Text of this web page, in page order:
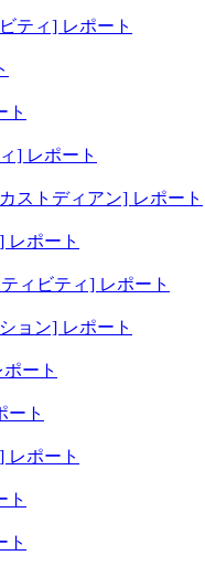
ティ] レポート
ト
] レポート
ストディアン] レポート
レポート
ィビティ] レポート
ョン] レポート
ート
ート
レポート
ト
ト